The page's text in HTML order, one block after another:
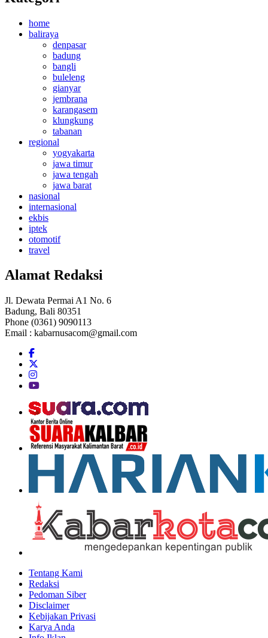
home
baliraya
denpasar
badung
bangli
buleleng
gianyar
jembrana
karangasem
klungkung
tabanan
regional
yogyakarta
jawa timur
jawa tengah
jawa barat
nasional
internasional
ekbis
iptek
otomotif
travel
Alamat Redaksi
Jl. Dewata Permai A1 No. 6
Badung, Bali 80351
Phone (0361) 9090113
Email : kabarnusacom@gmail.com
Tentang Kami
Redaksi
Pedoman Siber
Disclaimer
Kebijakan Privasi
Karya Anda